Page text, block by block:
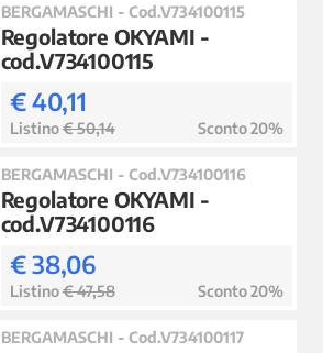
BERGAMASCHI - Cod.V734100115
Regolatore OKYAMI -
cod.V734100115
€ 40,11
Listino€ 50,14 Sconto 20%
BERGAMASCHI - Cod.V734100116
Regolatore OKYAMI -
cod.V734100116
€ 38,06
Listino€ 47,58 Sconto 20%
BERGAMASCHI - Cod.V734100117